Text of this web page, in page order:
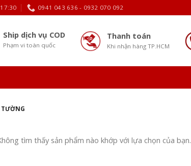
0941 043 636 - 0932 070 092
Ship dịch vụ COD
Phạm vi toàn quốc
Thanh toán
Khi nhận hàng TP.HCM
tìm thấy sản phẩm nào khớp với lựa chọn của bạn.